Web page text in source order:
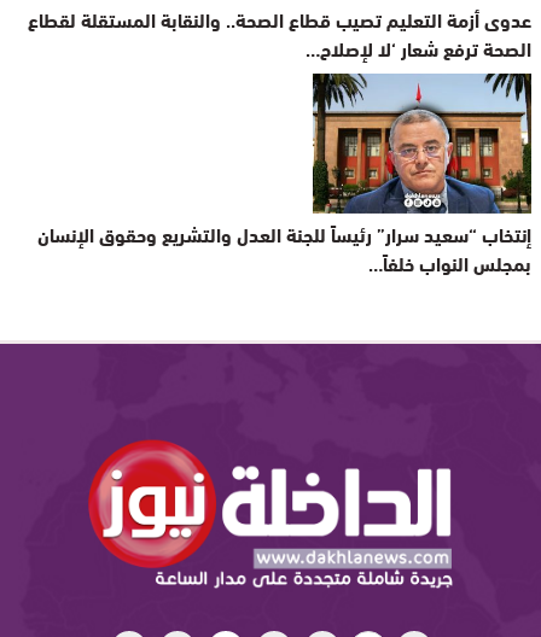
عدوى أزمة التعليم تصيب قطاع الصحة.. والنقابة المستقلة لقطاع
الصحة ترفع شعار ‘لا لإصلاح…
إنتخاب “سعيد سرار” رئيساً للجنة العدل والتشريع وحقوق الإنسان
بمجلس النواب خلفاً…